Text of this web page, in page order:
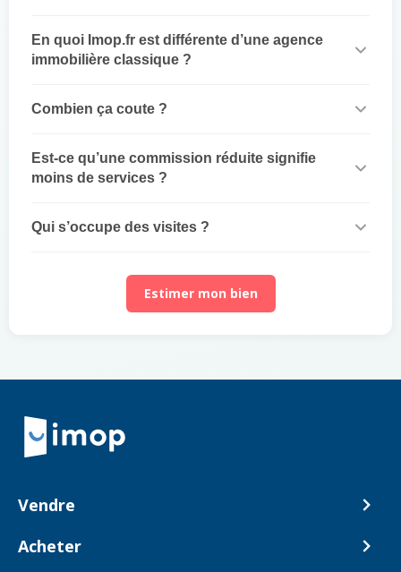
En quoi Imop.fr est différente d’une agence
immobilière classique ?
Combien ça coute ?
Est-ce qu’une commission réduite signifie
moins de services ?
Qui s’occupe des visites ?
Estimer mon bien
Retour à la navigation principale
Vendre
Comment ça marche ?
Acheter